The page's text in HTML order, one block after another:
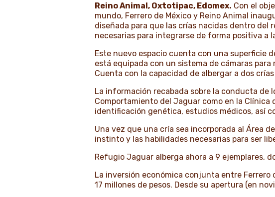
Reino Animal, Oxtotipac, Edomex. Con el
mundo, Ferrero de México y Reino Animal
diseñada para que las crías nacidas dentro
necesarias para integrarse de forma positiva a
Este nuevo espacio cuenta con una superficie
está equipada con un sistema de cámaras
Cuenta con la capacidad de albergar a dos
La información recabada sobre la conducta de
Comportamiento del Jaguar como en la
identificación genética, estudios médicos, así
Una vez que una cría sea incorporada al Área
instinto y las habilidades necesarias para ser
Refugio Jaguar alberga ahora a 9 ejemplares,
La inversión económica conjunta entre Ferrero
17 millones de pesos. Desde su apertura (en